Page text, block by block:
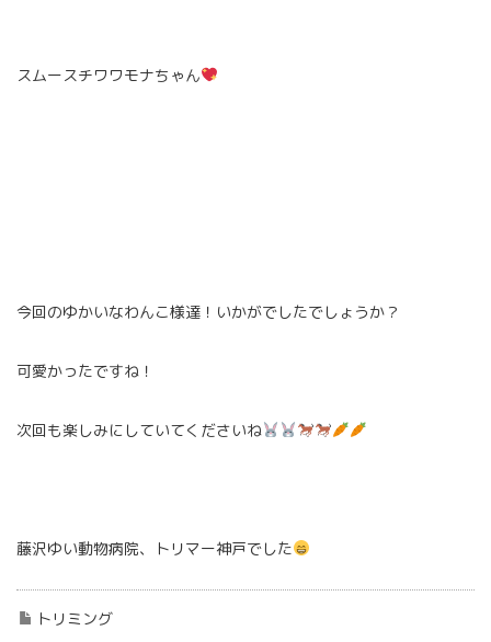
スムースチワワモナちゃん
今回のゆかいなわんこ様達！いかがでしたでしょうか？
可愛かったですね！
次回も楽しみにしていてくださいね
藤沢ゆい動物病院、トリマー神戸でした
トリミング